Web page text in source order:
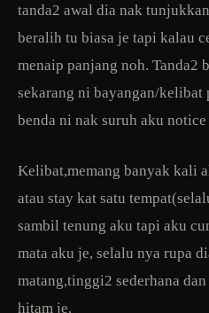
tanda2 awal dia nak
beralih tu biasa je tapi kalau
menaip panjang noh. Tanda2
sekarang ni bayangan/kelibat
benda ni nak suruh aku notice
Kelibat,memang banyak kali
atau stay kat satu
sambil tenung aku tapi aku
mata aku je, selalu nya rupa
matang,tinggi2 sederhana
hitam je.